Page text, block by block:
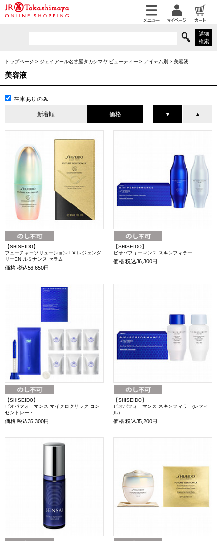
詳細
検索
トップページ > ジェイアール名古屋タカシマヤ ビューティー > アイテム別 > 美容液
美容液
在庫ありのみ
新着順 価格 ▼ ▲
【SHISEIDO】
フューチャーソリューション LX レジェンダ
リーEN ルミナンス セラム
価格 税込56,650円
【SHISEIDO】
ビオパフォーマンス スキンフィラー
価格 税込36,300円
【SHISEIDO】
ビオパフォーマンス マイクロクリック コン
セントレート
価格 税込36,300円
【SHISEIDO】
ビオパフォーマンス スキンフィラー(レフィ
ル)
価格 税込35,200円